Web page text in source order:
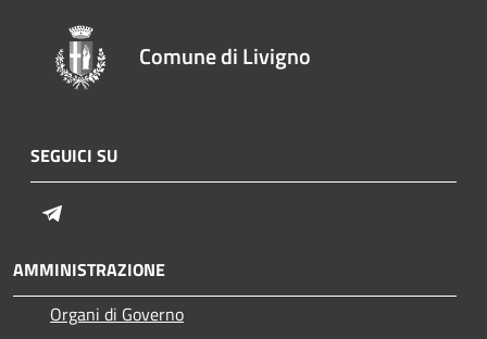
Comune di Livigno
SEGUICI SU
AMMINISTRAZIONE
Organi di Governo